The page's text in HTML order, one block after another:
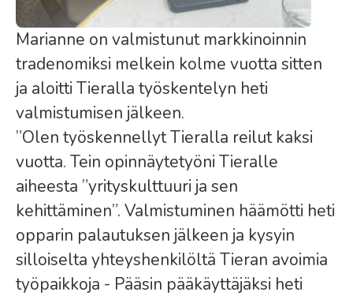
Marianne on valmistunut markkinoinnin
tradenomiksi melkein kolme vuotta sitten
ja aloitti Tieralla työskentelyn heti
valmistumisen jälkeen.
”Olen työskennellyt Tieralla reilut kaksi
vuotta. Tein opinnäytetyöni Tieralle
aiheesta ”yrityskulttuuri ja sen
kehittäminen”. Valmistuminen häämötti heti
opparin palautuksen jälkeen ja kysyin
silloiselta yhteyshenkilöltä Tieran avoimia
työpaikkoja - Pääsin pääkäyttäjäksi heti